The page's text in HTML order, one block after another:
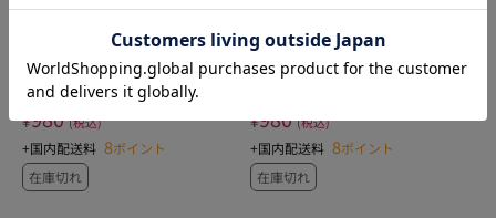
Universal Dots Black UPE 40
個入り
Owepowe
¥980 (税込)
+国内配送料 8ポイント
在庫切れ
Universal Dots Ice PTFE 40個
入り
¥980 (税込)
+国内配送料 8ポイント
在庫切れ